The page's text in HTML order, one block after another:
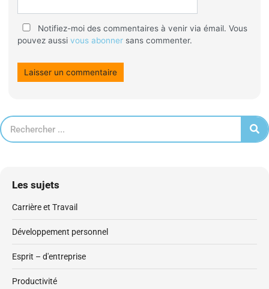
Notifiez-moi des commentaires à venir via émail. Vous
pouvez aussi vous abonnersans commenter.
Les sujets
Carrière et Travail
Développement personnel
Esprit – d'entreprise
Productivité